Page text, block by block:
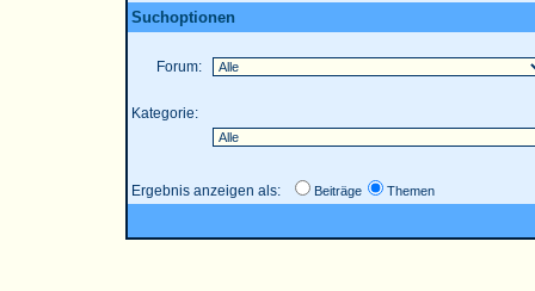
Suchoptionen
Forum:
Kategorie:
Ergebnis anzeigen als: Beiträge Themen